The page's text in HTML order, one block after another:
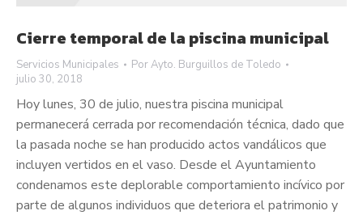
Cierre temporal de la piscina municipal
Servicios Municipales PorAyto. Burguillos de Toledo
julio 30, 2018
Hoy lunes, 30 de julio, nuestra piscina municipal
permanecerá cerrada por recomendación técnica, dado que
la pasada noche se han producido actos vandálicos que
incluyen vertidos en el vaso. Desde el Ayuntamiento
condenamos este deplorable comportamiento incívico por
parte de algunos individuos que deteriora el patrimonio y